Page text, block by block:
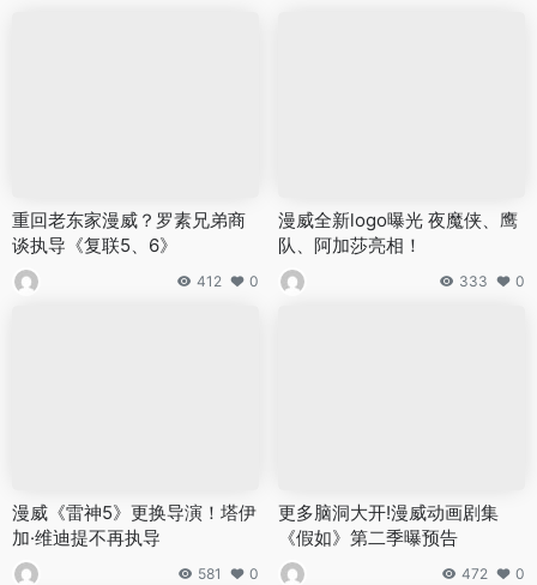
重回老东家漫威？罗素兄弟商
谈执导《复联5、6》
412 0
漫威全新logo曝光 夜魔侠、鹰
队、阿加莎亮相！
333 0
漫威《雷神5》更换导演！塔伊
加·维迪提不再执导
581 0
更多脑洞大开!漫威动画剧集
《假如》第二季曝预告
472 0